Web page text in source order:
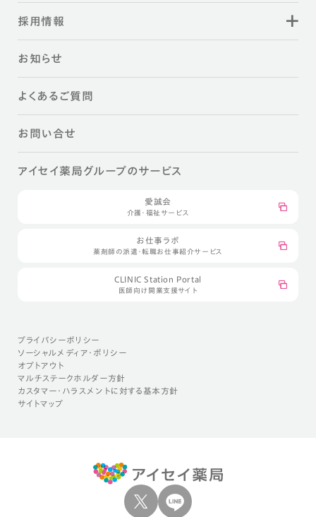
採用情報
お知らせ
よくあるご質問
お問い合せ
アイセイ薬局グループのサービス
愛誠会
介護・福祉サービス
お仕事ラボ
薬剤師の派遣・転職お仕事紹介サービス
CLINIC Station Portal
医師向け開業支援サイト
プライバシーポリシー
ソーシャルメディア・ポリシー
オプトアウト
マルチステークホルダー方針
カスタマー・ハラスメントに対する基本方針
サイトマップ